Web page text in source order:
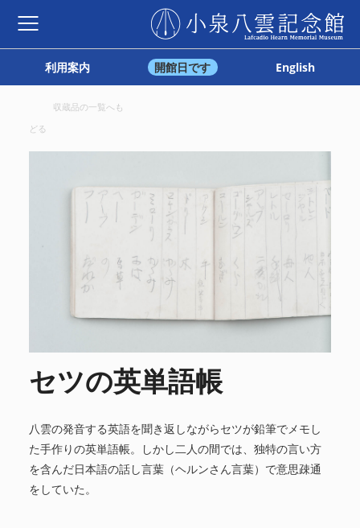
利用案内 開館日です English
収蔵品の一覧へも
どる
セツの英単語帳
八雲の発音する英語を聞き返しながらセツが鉛筆でメモし
た手作りの英単語帳。しかし二人の間では、独特の言い方
を含んだ日本語の話し言葉（ヘルンさん言葉）で意思疎通
をしていた。